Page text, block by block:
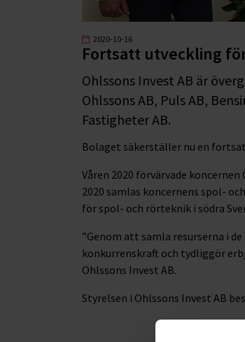
2020-10-16
Fortsatt utveckling
Ohlssons Invest AB är
Ohlssons AB, Puls AB,
Fastigheter AB.
Bolaget säkerställer nu en
Våren 2020 förvärvade
2020 samlas koncernens spol-
för spol- och rörteknik i södra
”Genom att samla resurserna i
konkurrenskraft och tydliggör
Ohlssons Invest AB.
Styrelsen i Ohlssons Invest AB